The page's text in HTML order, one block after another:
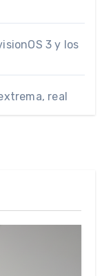
3 y los
real